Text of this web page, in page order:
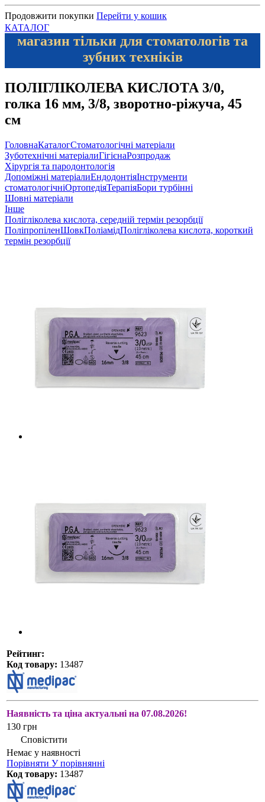
Продовжити покупки Перейти у кошик
КАТАЛОГ
магазин тільки для стоматологів та
зубних техніків
ПОЛІГЛІКОЛЕВА КИСЛОТА 3/0,
голка 16 мм, 3/8, зворотно-ріжуча, 45
см
ГоловнаКаталогСтоматологічні матеріали
Зуботехнічні матеріалиГігієнаРозпродаж
Хірургія та пародонтологія
Допоміжні матеріалиЕндодонтіяІнструменти
стоматологічніОртопедіяТерапіяБори турбінні
Шовні матеріали
Інше
Полігліколева кислота, середній термін резорбції
ПоліпропіленШовкПоліамідПолігліколева кислота, короткий
термін резорбції
Рейтинг:
Код товару: 13487
Наявність та ціна актуальні на 07.08.2026!
130 грн
Сповістити
Немає у наявності
Порівняти У порівнянні
Код товару: 13487